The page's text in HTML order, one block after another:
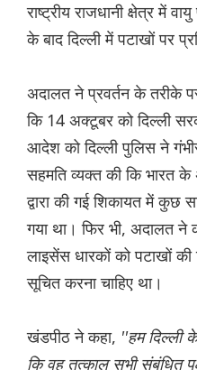
राष्ट्रीय राजधानी क्षेत्र में
के बाद दिल्ली में पटाखों पर
अदालत ने प्रवर्तन के तरीके
कि 14 अक्टूबर को दिल्ली
आदेश को दिल्ली पुलिस ने
सहमति व्यक्त की कि भारत
द्वारा की गई शिकायत में कुछ
गया था। फिर भी, अदालत ने
लाइसेंस धारकों को पटाखों
सूचित करना चाहिए था।
खंडपीठ ने कहा, ''हम दिल्ली
कि वह तत्काल सभी संबंधित